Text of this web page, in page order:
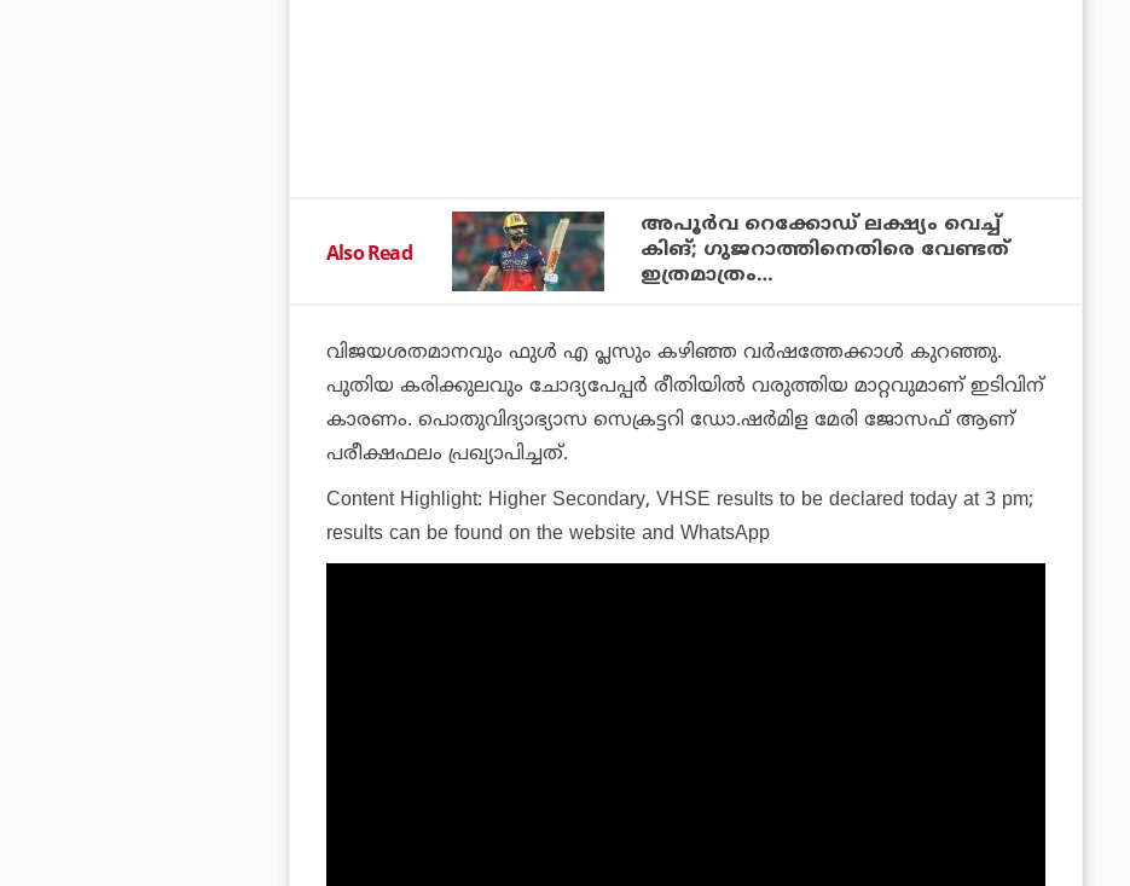
Also Read
അപൂര്‍വ റെക്കോഡ് ലക്ഷ്യം വെച്ച്
കിങ്; ഗുജറാത്തിനെതിരെ വേണ്ടത്
ഇത്രമാത്രം…
വിജയശതമാനവും ഫുള്‍ എ പ്ലസും കഴിഞ്ഞ വര്‍ഷത്തേക്കാള്‍ കുറഞ്ഞു.
പുതിയ കരിക്കുലവും ചോദ്യപേപ്പര്‍ രീതിയില്‍ വരുത്തിയ മാറ്റവുമാണ് ഇടിവിന്
കാരണം. പൊതുവിദ്യാഭ്യാസ സെക്രട്ടറി ഡോ.ഷര്‍മിള മേരി ജോസഫ് ആണ്
പരീക്ഷഫലം പ്രഖ്യാപിച്ചത്.
Content Highlight: Higher Secondary, VHSE results to be declared today at 3 pm;
results can be found on the website and WhatsApp